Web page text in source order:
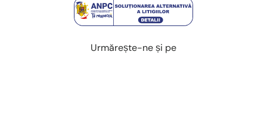
Urmărește-ne și pe